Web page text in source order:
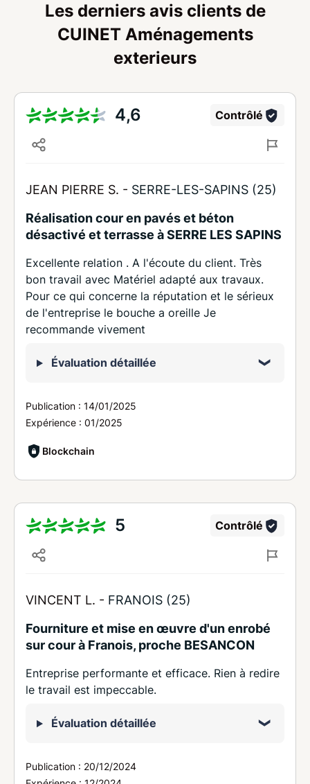
Les derniers avis clients de
CUINET Aménagements
exterieurs
4,6 Contrôlé
JEAN PIERRE S. - SERRE-LES-SAPINS (25)
Réalisation cour en pavés et béton
désactivé et terrasse à SERRE LES SAPINS
Excellente relation . A l'écoute du client. Très
bon travail avec Matériel adapté aux travaux.
Pour ce qui concerne la réputation et le sérieux
de l'entreprise le bouche a oreille Je
recommande vivement
Évaluation détaillée
Publication : 14/01/2025
Expérience : 01/2025
Blockchain
5 Contrôlé
VINCENT L. - FRANOIS (25)
Fourniture et mise en œuvre d'un enrobé
sur cour à Franois, proche BESANCON
Entreprise performante et efficace. Rien à redire
le travail est impeccable.
Évaluation détaillée
Publication : 20/12/2024